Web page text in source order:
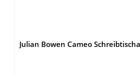
Julian Bowen Cameo